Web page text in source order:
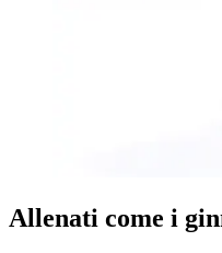
Allenati come i